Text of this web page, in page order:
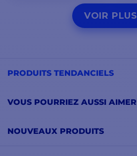
AJOUTER AU VOIR PLUS
PRODUITS TENDANCIELS
VOUS POURRIEZ AUSSI AIMER
NOUVEAUX PRODUITS